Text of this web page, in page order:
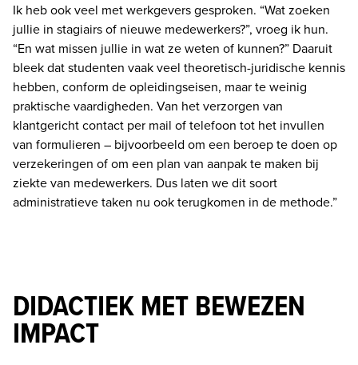
Ik heb ook veel met werkgevers gesproken. “Wat zoeken
jullie in stagiairs of nieuwe medewerkers?”, vroeg ik hun.
“En wat missen jullie in wat ze weten of kunnen?” Daaruit
bleek dat studenten vaak veel theoretisch-juridische kennis
hebben, conform de opleidingseisen, maar te weinig
praktische vaardigheden. Van het verzorgen van
klantgericht contact per mail of telefoon tot het invullen
van formulieren – bijvoorbeeld om een beroep te doen op
verzekeringen of om een plan van aanpak te maken bij
ziekte van medewerkers. Dus laten we dit soort
administratieve taken nu ook terugkomen in de methode.”
DIDACTIEK MET BEWEZEN
IMPACT